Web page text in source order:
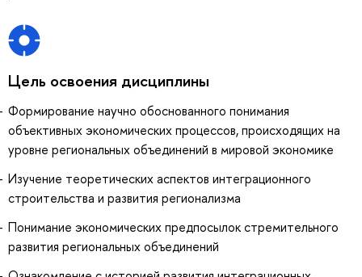
Цель освоения дисциплины
Формирование научно обоснованного понимания
объективных экономических процессов, происходящих на
уровне региональных объединений в мировой экономике
Изучение теоретических аспектов интеграционного
строительства и развития регионализма
Понимание экономических предпосылок стремительного
развития региональных объединений